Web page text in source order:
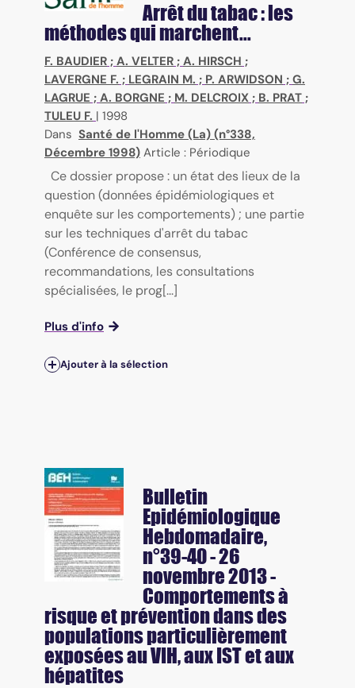
Arrêt du tabac : les
méthodes qui marchent...
F. BAUDIER ; A. VELTER ; A. HIRSCH ;
LAVERGNE F. ; LEGRAIN M. ; P. ARWIDSON ; G.
LAGRUE ; A. BORGNE ; M. DELCROIX ; B. PRAT ;
TULEU F. | 1998
Dans Santé de l'Homme (La) (n°338,
Décembre 1998) Article : Périodique
Ce dossier propose : un état des lieux de la
question (données épidémiologiques et
enquête sur les comportements) ; une partie
sur les techniques d'arrêt du tabac
(Conférence de consensus,
recommandations, les consultations
spécialisées, le prog[...]
Plus d'info
Ajouter à la sélection
Bulletin
Epidémiologique
Hebdomadaire,
n°39-40 - 26
novembre 2013 -
Comportements à
risque et prévention dans des
populations particulièrement
exposées au VIH, aux IST et aux
hépatites